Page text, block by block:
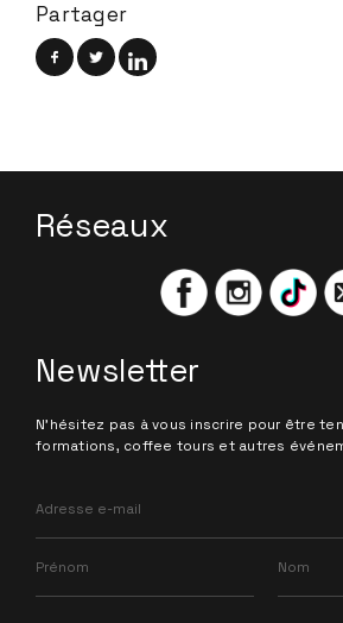
Partager
Réseaux
Newsletter
N'hésitez pas à vous inscrire pour être
formations, coffee tours et autres